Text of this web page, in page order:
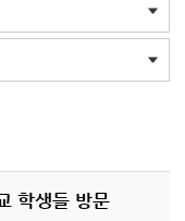
학생들 방문